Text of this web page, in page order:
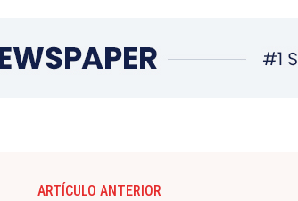
ARTÍCULO ANTERIOR